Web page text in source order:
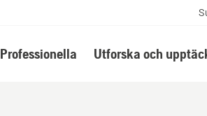
Professionella Utforska och